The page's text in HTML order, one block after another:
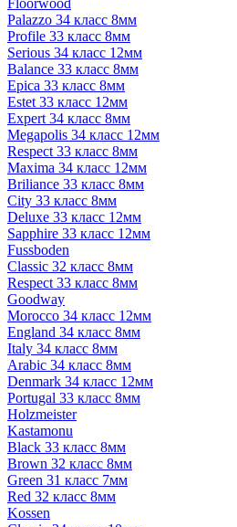
Floorwood
Palazzo 34 класс 8мм
Profile 33 класс 8мм
Serious 34 класс 12мм
Balance 33 класс 8мм
Epica 33 класс 8мм
Estet 33 класс 12мм
Expert 34 класс 8мм
Megapolis 34 класс 12мм
Respect 33 класс 8мм
Maxima 34 класс 12мм
Briliance 33 класс 8мм
City 33 класс 8мм
Deluxe 33 класс 12мм
Sapphire 33 класс 12мм
Fussboden
Classic 32 класс 8мм
Respect 33 класс 8мм
Goodway
Morocco 34 класс 12мм
England 34 класс 8мм
Italy 34 класс 8мм
Arabic 34 класс 8мм
Denmark 34 класс 12мм
Portugal 33 класс 8мм
Holzmeister
Kastamonu
Black 33 класс 8мм
Brown 32 класс 8мм
Green 31 класс 7мм
Red 32 класс 8мм
Kossen